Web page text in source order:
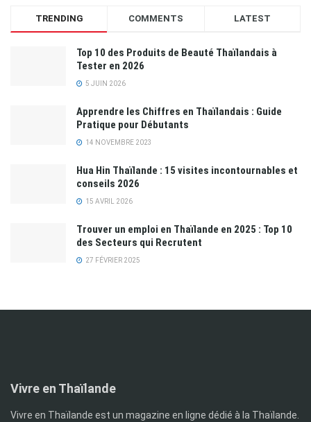
TRENDING COMMENTS LATEST
Top 10 des Produits de Beauté Thaïlandais à
Tester en 2026
5 JUIN 2026
Apprendre les Chiffres en Thaïlandais : Guide
Pratique pour Débutants
14 NOVEMBRE 2023
Hua Hin Thaïlande : 15 visites incontournables et
conseils 2026
15 AVRIL 2026
Trouver un emploi en Thaïlande en 2025 : Top 10
des Secteurs qui Recrutent
27 FÉVRIER 2025
Vivre en Thaïlande
Vivre en Thaïlande est un magazine en ligne dédié à la Thaïlande.